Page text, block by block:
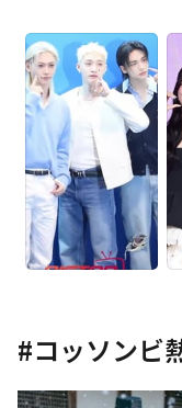
#コッソンビ